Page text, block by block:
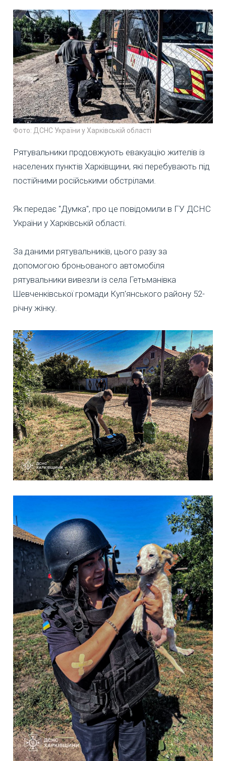
Фото: ДСНС України у Харківській області
Рятувальники продовжують евакуацію жителів із
населених пунктів Харківщини, які перебувають під
постійними російськими обстрілами.
Як передає "Думка", про це повідомили в ГУ ДСНС
України у Харківській області.
За даними рятувальників, цього разу за
допомогою броньованого автомобіля
рятувальники вивезли із села Гетьманівка
Шевченківської громади Куп'янського району 52-
річну жінку.